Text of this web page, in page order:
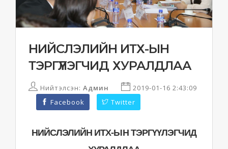
НИЙСЛЭЛИЙН ИТХ-ЫН
ТЭРГҮҮЛЭГЧИД ХУРАЛДЛАА
Нийтэлсэн: Админ
2019-01-16 2:43:09
Facebook
Twitter
НИЙСЛЭЛИЙН ИТХ-ЫН ТЭРГҮҮЛЭГЧИД